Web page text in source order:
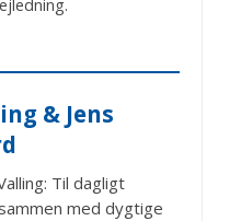
& Jens
Til dagligt
med dygtige